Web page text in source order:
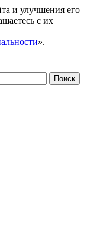
и улучшения его
с их
».